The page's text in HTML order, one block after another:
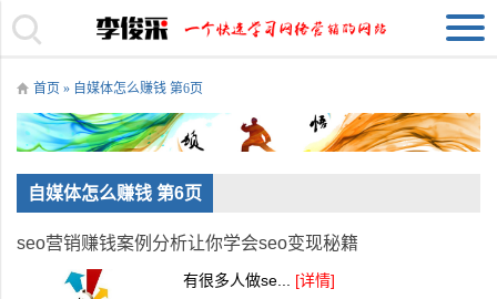
首页 » 自媒体怎么赚钱 第6页
自媒体怎么赚钱 第6页
seo营销赚钱案例分析让你学会seo变现秘籍
有很多人做se... [详情]